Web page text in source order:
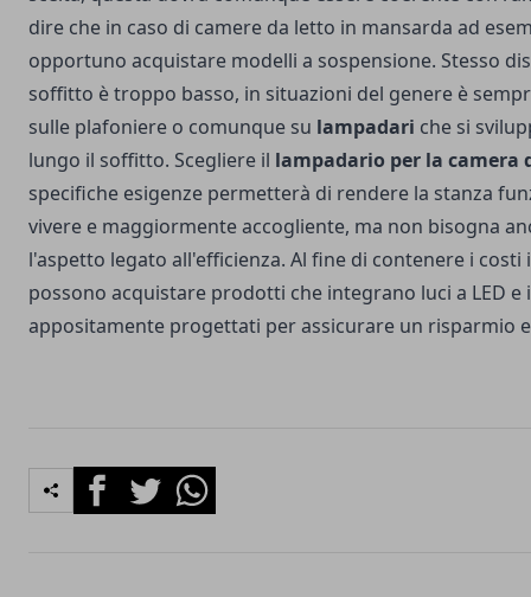
dire che in caso di camere da letto in mansarda ad
opportuno acquistare modelli a sospensione. Stesso
soffitto è troppo basso, in situazioni del genere è
sulle plafoniere o comunque su lampadari che si
lungo il soffitto. Scegliere il lampadario per la camera
specifiche esigenze permetterà di rendere la stanza
vivere e maggiormente accogliente, ma non bisogna
l'aspetto legato all'efficienza. Al fine di contenere i
possono acquistare prodotti che integrano luci a LED e
appositamente progettati per assicurare un risparmio
FacebookTwitterWhatsapp